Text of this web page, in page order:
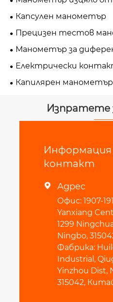
Капсулен манометър
Прецизен тестов
Манометър за
Електрически
Капилярен манометър
Изпратете
Информация
контакт
 Адрес
Офис: 1907-
Yanxiang
1299
Ningbo,
Фабрика:
Industrial,
Yinzhou Dist,
315042,